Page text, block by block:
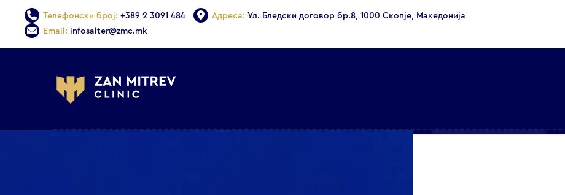
Телефонски број: +389 2 3091 484 Адреса: Ул. Бледски договор бр.8, 1000 Скопје, Македонија
Email: infosalter@zmc.mk